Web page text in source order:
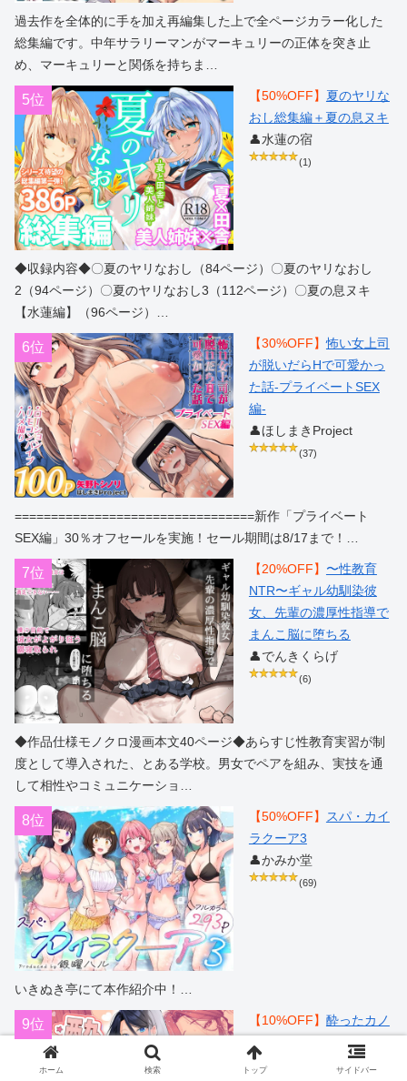
過去作を全体的に手を加え再編集した上で全ページカラー化した
総集編です。中年サラリーマンがマーキュリーの正体を突き止
め、マーキュリーと関係を持ちま…
5位 【50%OFF】 夏のヤリな
おし総集編＋夏の息ヌキ
👤水蓮の宿
(1)
◆収録内容◆〇夏のヤリなおし（84ページ）〇夏のヤリなおし
2（94ページ）〇夏のヤリなおし3（112ページ）〇夏の息ヌキ
【水蓮編】（96ページ）…
6位 【30%OFF】怖い女上司
が脱いだらHで可愛かっ
た話-プライベートSEX
編-
👤ほしまきProject
(37)
=================================新作「プライベート
SEX編」30％オフセールを実施！セール期間は8/17まで！…
7位 【20%OFF】 〜性教育
NTR〜ギャル幼馴染彼
女、先輩の濃厚性指導で
まんこ脳に堕ちる
👤でんきくらげ
(6)
◆作品仕様モノクロ漫画本文40ページ◆あらすじ性教育実習が制
度として導入された、とある学校。男女でペアを組み、実技を通
して相性やコミュニケーショ…
8位 【50%OFF】
スパ・カイ
ラクーア3
👤かみか堂
(69)
いきぬき亭にて本作紹介中！…
9位 【10%OFF】 酔ったカノ
ジョがヤバすぎる！〜朝
まで理性ぶっとびあまと
ホーム 検索 トップ サイドバー